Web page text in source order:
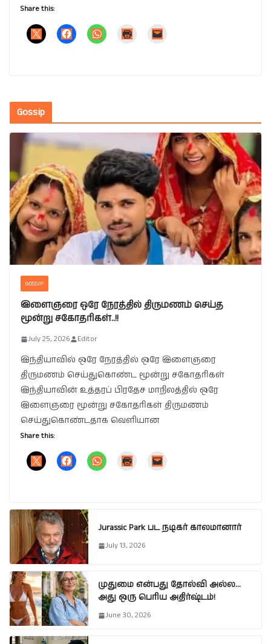
Share this:
Gossip
GOSSIP
இளைஞரை ஒரே நேரத்தில் திருமணம் செய்த
மூன்று சகோதரிகள்..!!
July 25, 2026 Editor
இந்தியாவில் ஒரே நேரத்தில் ஒரே இளைஞரை
திருமணம் செய்துகொண்ட மூன்று சகோதரிகள்
இந்தியாவின் உத்தரப் பிரதேச மாநிலத்தில் ஒரே
இளைஞரை மூன்று சகோதரிகள் திருமணம்
செய்துகொண்டதாக வெளியான
Share this:
Jurassic Park பட நடிகர் காலமானார்
July 13, 2026
முதுமை என்பது தோல்வி அல்ல…
அது ஒரு பெரிய அதிர்ஷ்டம்!
June 30, 2026